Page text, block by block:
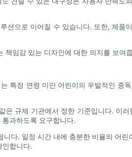
으로 이어질 수 있습니다. 또한, 제품
책임감 있는 디자인에 대한 의지를 보여
특정 연령 미만 어린이의 우발적인 중
규제 기관에서 정한 기준입니다. 이
과하도록 요구합니다.
다. 일정 시간 내에 충분한 비율의 어
인합니다.